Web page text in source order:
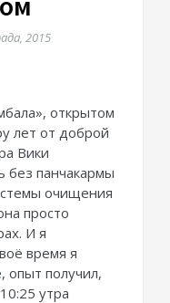
2015
открытом
лет от доброй
Вики
без панчакармы
очищения
просто
И я
время я
опыт получил,
утра